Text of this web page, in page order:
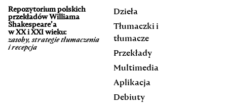
Repozytorium polskich
przekładów Williama
Shakespeare’a
w XX i XXI wieku:
zasoby, strategie tłumaczenia
i recepcja
Dzieła
Tłumaczki i
tłumacze
Przekłady
Multimedia
Aplikacja
Debiuty